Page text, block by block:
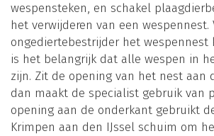
wespensteken, en schakel
het verwijderen van een wespennest.
ongediertebestrijder het wespennest
is het belangrijk dat alle wespen in
zijn. Zit de opening van het nest aan
dan maakt de specialist gebruik van
opening aan de onderkant gebruikt
Krimpen aan den IJssel schuim om